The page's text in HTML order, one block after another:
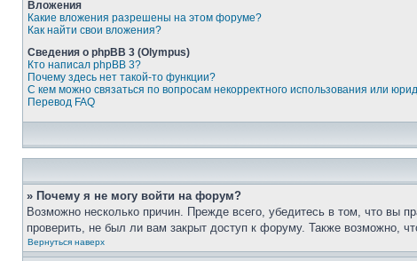
Вложения
Какие вложения разрешены на этом форуме?
Как найти свои вложения?
Сведения о phpBB 3 (Olympus)
Кто написал phpBB 3?
Почему здесь нет такой-то функции?
С кем можно связаться по вопросам некорректного использования или
Перевод FAQ
» Почему я не могу войти на форум?
Возможно несколько причин. Прежде всего, убедитесь в том, что вы
проверить, не был ли вам закрыт доступ к форуму. Также возможно,
Вернуться наверх